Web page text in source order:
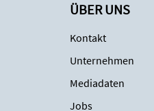
ÜBER UNS
Kontakt
Unternehmen
Mediadaten
Jobs